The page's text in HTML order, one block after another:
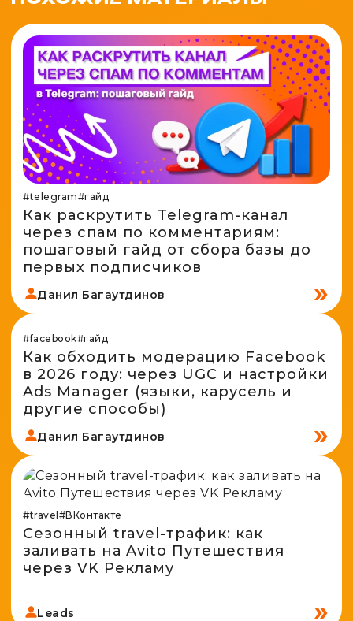
#telegram#гайд
Как раскрутить Telegram-канал
через спам по комментариям:
пошаговый гайд от сбора базы до
первых подписчиков
Данил Багаутдинов
#facebook#гайд
Как обходить модерацию Facebook
в 2026 году: через UGC и настройки
Ads Manager (языки, карусель и
другие способы)
Данил Багаутдинов
#travel #ВКонтакте
Сезонный travel-трафик: как
заливать на Avito Путешествия
через VK Рекламу
Leads